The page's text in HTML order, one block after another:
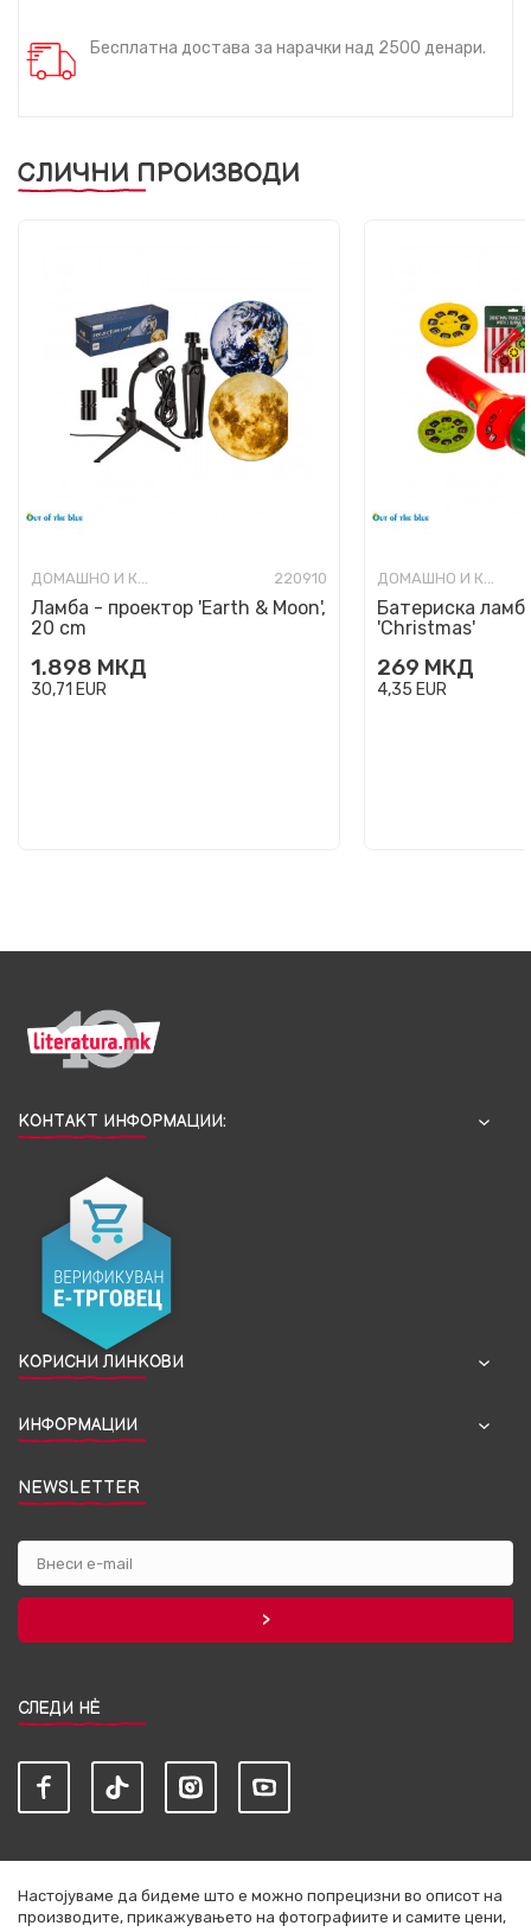
Бесплатна достава за нарачки над 2500 денари.
СЛИЧНИ ПРОИЗВОДИ
ДОМАШНО И КАНЦЕЛАРИСКО ОСВЕТЛУВАЊЕ 220910
Ламба - проектор 'Earth & Moon',
20 cm
1.898 МКД
30,71 EUR
ДОМАШНО И КАНЦЕЛАРИСКО ОСВЕТЛУВАЊЕ
Батериска
'Christmas'
269 МКД
4,35 EUR
КОНТАКТ ИНФОРМАЦИИ:
КОРИСНИ ЛИНКОВИ
ИНФОРМАЦИИ
NEWSLETTER
СЛЕДИ НЀ
Настојуваме да бидеме што е можно попрецизни во описот на
производите, прикажувањето на фотографиите и самите цени,